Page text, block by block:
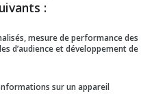
:
mesure de performance des
d’audience et développement de
sur un appareil